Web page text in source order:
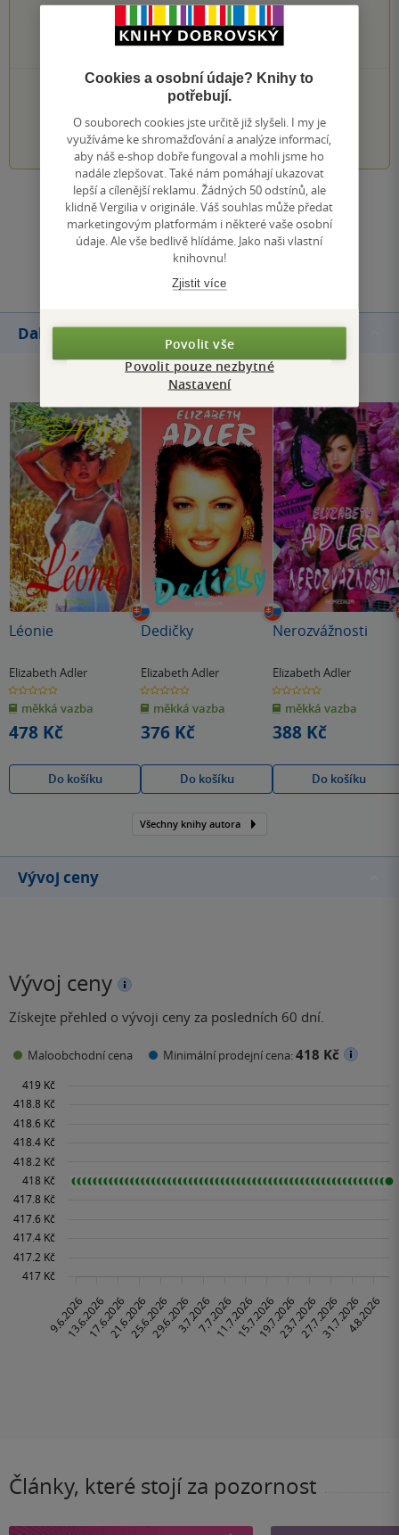
0×
2 hvězdičky
0×
1 hvezdička
PŘIDEJTE SVÉ HODNOCENÍ KNIHY
1 2 3 4 5
Zobrazit všechna hodnocení
Přidat hodnocení
Další knihy autora
Léonie
Elizabeth Adler
0.0
z
5
hvězdiček
měkká vazba
478 Kč
Do košíku
Dedičky
Elizabeth Adler
0.0
z
5
hvězdiček
měkká vazba
376 Kč
Do košíku
Nerozvážnosti
Elizabeth Adler
0.0
z
5
hvězdiček
měkká vazba
388 Kč
Do košíku
Všechny knihy autora
Vývoj ceny
Vývoj ceny
Získejte přehled o vývoji ceny za posledních 60 dní.
Maloobchodní cena Minimální prodejní cena:418 Kč
Články, které stojí za pozornost
Cookies a osobní údaje? Knihy to
potřebují.
O souborech cookies jste určitě již slyšeli. I my je
využíváme ke shromažďování a analýze informací,
aby náš e-shop dobře fungoval a mohli jsme ho
nadále zlepšovat. Také nám pomáhají ukazovat
lepší a cílenější reklamu. Žádných 50 odstínů, ale
klidně Vergilia v originále. Váš souhlas může předat
marketingovým platformám i některé vaše osobní
údaje. Ale vše bedlivě hlídáme. Jako naši vlastní
knihovnu!
Zjistit více
Povolit vše
Povolit pouze nezbytné
Nastavení